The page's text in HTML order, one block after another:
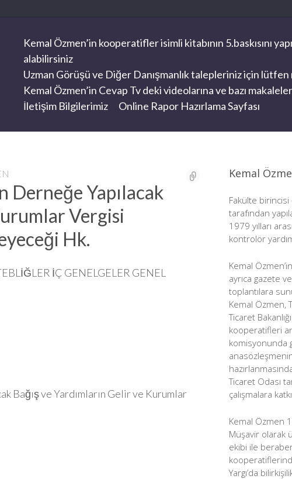
Kemal Özmen’in kooperatifler isimli kitabının 5.baskısını
alabilirsiniz
Uzman Görüşü ve Diğer Danışmanlık talepleriniz için lütfen
Kemal Özmen’in Cevap Tv deki videolarına ve bazı
İletişim Bilgilerimiz
Online Rapor Hazırlama Sayfası
Derneğe Yapılacak
Vergisi
Hk.
İÇ GENELGELER GENEL
Bağış ve Yardımların Gelir ve Kurumlar
Kemal
Fakülte birincisi
tarafından
1979 yılları
kontrolör
Kemal
ayrıca gazete
toplantılara
Kemal Özmen,
Ticaret
kooperatifleri
komisyonunda
Ticaret Odası
çalışmalara
Kemal Özmen
Müşavir olarak
ekibi ile
Yargı’da